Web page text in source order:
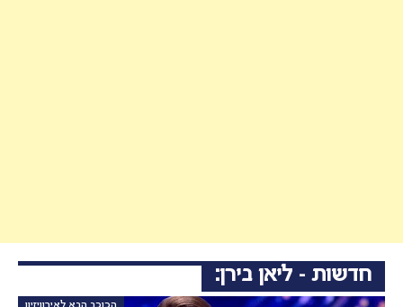
חדשות - ליאן בירן:
הכוכב הבא לאירוויזיון